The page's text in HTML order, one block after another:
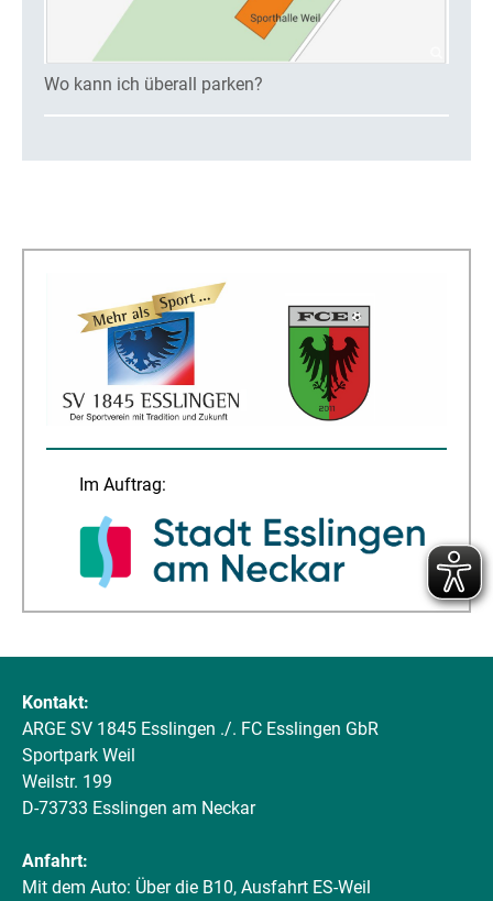
Wo kann ich überall parken?
Im Auftrag:
Kontakt:
ARGE SV 1845 Esslingen ./. FC Esslingen GbR
Sportpark Weil
Weilstr. 199
D-73733 Esslingen am Neckar
Anfahrt:
Mit dem Auto: Über die B10, Ausfahrt ES-Weil